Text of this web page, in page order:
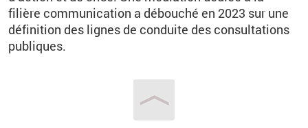
filière communication a débouché en 2023 sur une
définition des lignes de conduite des consultations
publiques.